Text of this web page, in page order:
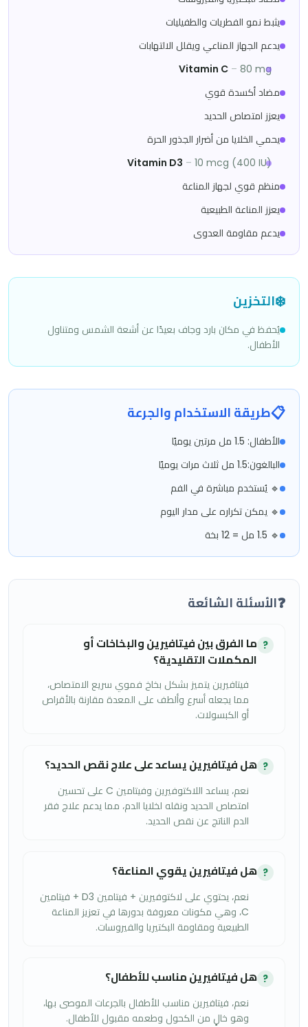
يثبط نمو الفطريات والطفيليات
يدعم الجهاز المناعي ويقلل الالتهابات
Vitamin C – 80 mg
مضاد أكسدة قوي
يعزز امتصاص الحديد
يحمي الخلايا من أضرار الجذور الحرة
Vitamin D3 – 10 mcg (400 IU)
منظم قوي لجهاز المناعة
يعزز المناعة الطبيعية
يدعم مقاومة العدوى
❄️التخزين
يُحفظ في مكان بارد وجاف بعيدًا عن أشعة الشمس ومتناول
الأطفال.
📋طريقة الاستخدام والجرعة
الأطفال: 1.5 مل مرتين يوميًا
البالغون: 1.5 مل ثلاث مرات يوميًا
🔹 يُستخدم مباشرة في الفم
🔹 يمكن تكراره على مدار اليوم
🔹 1.5 مل = 12 بخة
❓الأسئلة الشائعة
? ما الفرق بين فيتافيرين والبخاخات أو
المكملات التقليدية؟
فيتافيرين يتميز بشكل بخاخ فموي سريع الامتصاص،
مما يجعله أسرع وألطف على المعدة مقارنة بالأقراص
أو الكبسولات.
? هل فيتافيرين يساعد على علاج نقص الحديد؟
نعم، يساعد اللاكتوفيرين وفيتامين C على تحسين
امتصاص الحديد ونقله لخلايا الدم، مما يدعم علاج فقر
الدم الناتج عن نقص الحديد.
? هل فيتافيرين يقوي المناعة؟
نعم، يحتوي على لاكتوفيرين + فيتامين D3 + فيتامين
C، وهي مكونات معروفة بدورها في تعزيز المناعة
الطبيعية ومقاومة البكتيريا والفيروسات.
? هل فيتافيرين مناسب للأطفال؟
نعم، فيتافيرين مناسب للأطفال بالجرعات الموصى بها،
وهو خالٍ من الكحول وطعمه مقبول للأطفال.